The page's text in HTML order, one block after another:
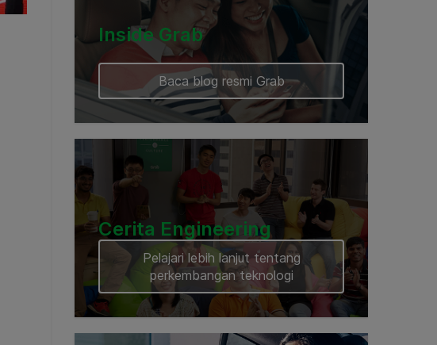
Inside Grab
Baca blog resmi Grab
Cerita Engineering
Pelajari lebih lanjut tentang
perkembangan teknologi